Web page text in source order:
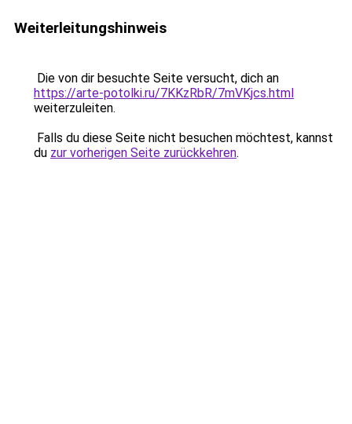
Weiterleitungshinweis
Die von dir besuchte Seite versucht, dich an
https://arte-potolki.ru/7KKzRbR/7mVKjcs.html
weiterzuleiten.
Falls du diese Seite nicht besuchen möchtest, kannst
du zur vorherigen Seite zurückkehren.